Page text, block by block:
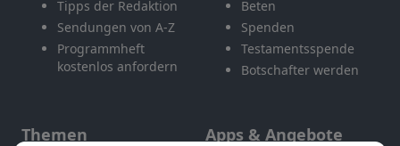
Tipps der Redaktion
Sendungen von A-Z
Programmheft
kostenlos anfordern
Beten
Spenden
Testamentsspende
Botschafter werden
Themen Apps & Angebote